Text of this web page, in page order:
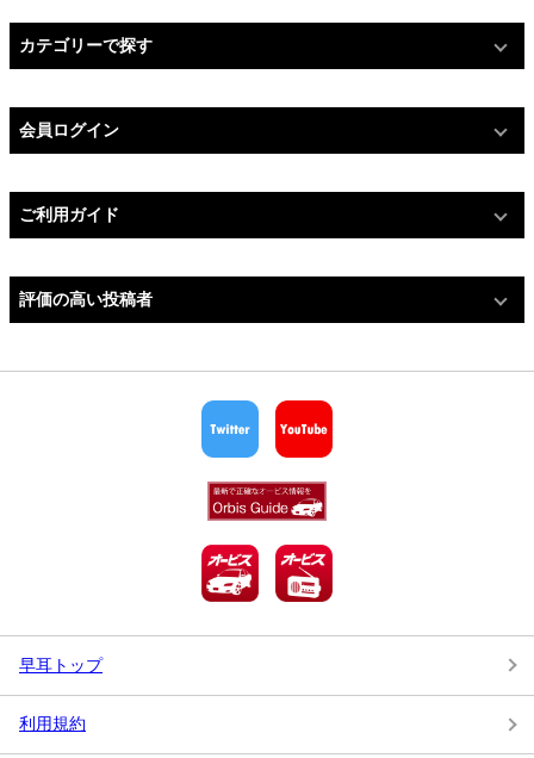
カテゴリーで探す
会員ログイン
ご利用ガイド
評価の高い投稿者
早耳トップ
利用規約